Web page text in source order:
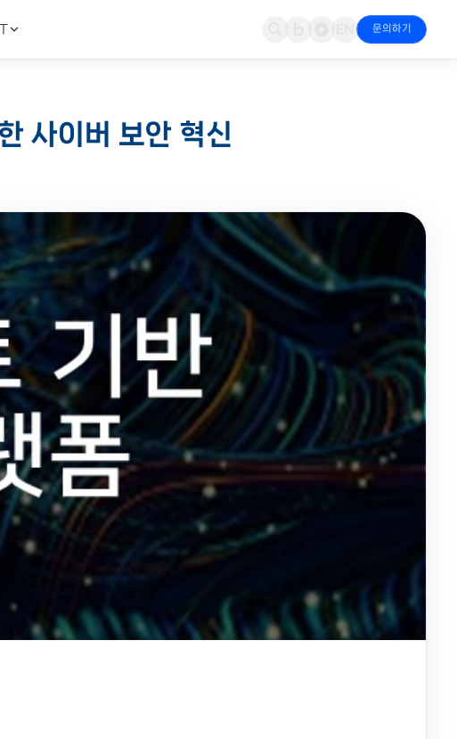
자동 탐지·대응 Fortinet NGFW·SD-WAN으로 경계 통합 방어
결 IoT·드론 융합 서비스
S3 오브젝트 스토리지·AI 데이터
트래픽 분석·이상 탐지
엑스퍼넷 & 파트너 최신 소식
기술·견적·도입 상담 접수
글로벌 파트너 인증 현황
문의하기
사이버 보안 혁신